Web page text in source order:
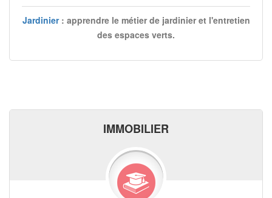
Jardinier: apprendre le métier de jardinier et l'entretien
des espaces verts.
IMMOBILIER